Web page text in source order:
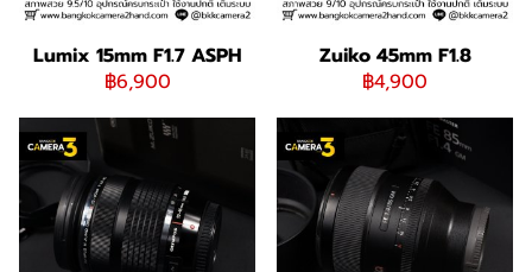
Lumix 15mm F1.7 ASPH
฿6,900
Zuiko 45mm F1.8
฿4,900